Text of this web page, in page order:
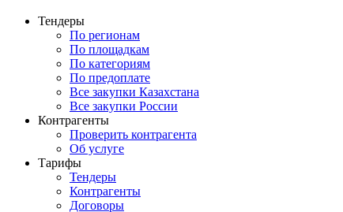
Тендеры
По регионам
По площадкам
По категориям
По предоплате
Все закупки Казахстана
Все закупки России
Контрагенты
Проверить контрагента
Об услуге
Тарифы
Тендеры
Контрагенты
Договоры